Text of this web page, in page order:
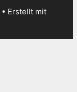
• Erstellt mit